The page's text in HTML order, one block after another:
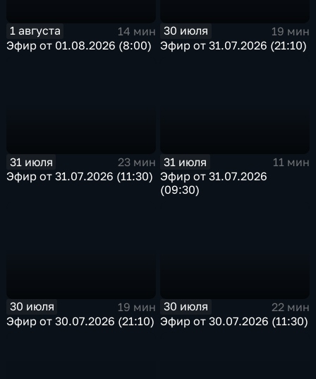
1 августа
14 мин
Эфир от 01.08.2026 (8:00)
30 июля
19 мин
Эфир от 31.07.2026 (21:10)
31 июля
23 мин
Эфир от 31.07.2026 (11:30)
31 июля
11 мин
Эфир от 31.07.2026
(09:30)
30 июля
19 мин
Эфир от 30.07.2026 (21:10)
30 июля
22 мин
Эфир от 30.07.2026 (11:30)